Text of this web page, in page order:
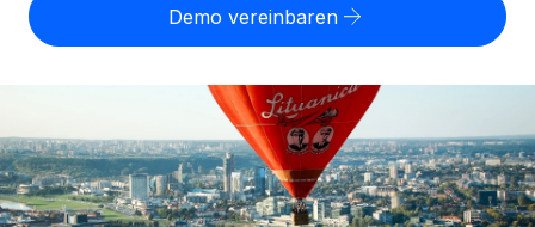
Rechtssichere, weltweite Arbeit mit Freelancer:innen
Globales Onboarding und Verwalten von
PEO
Auslagern von komplexen HR-Aufgaben
WACHSTUMSPHASE
Startups
Agile HR- und Payroll-Lösungen für wachsende
Personalkostenrechner
Gesamtbeschäftigungskosten
Honorarzahlungen berechnen
Informationen zu möglichen Währungen und
Abwicklungsfristen für globale Freelancer:innen
Français
Anmelden
Demo vereinbaren